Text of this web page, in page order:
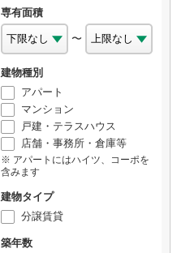
専有面積
〜
建物種別
アパート
マンション
戸建・テラスハウス
店舗・事務所・倉庫等
アパートにはハイツ、コーポを
含みます
建物タイプ
分譲賃貸
築年数